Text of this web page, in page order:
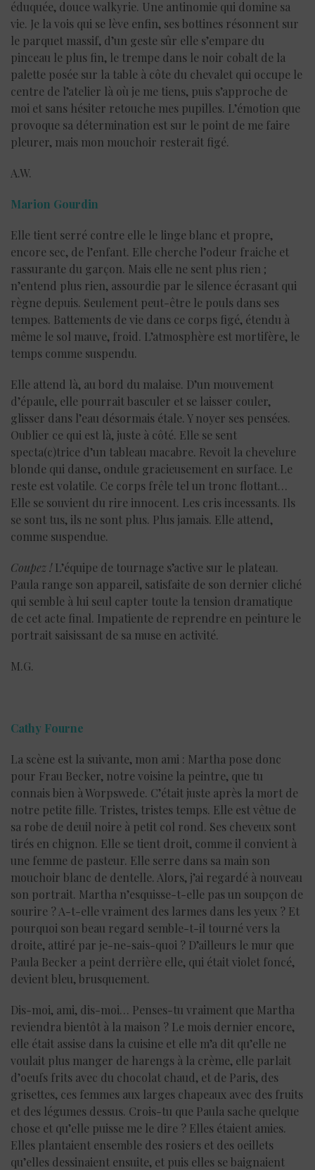
éduquée, douce walkyrie. Une antinomie qui domine sa
vie. Je la vois qui se lève enfin, ses bottines résonnent sur
le parquet massif, d’un geste sûr elle s’empare du
pinceau le plus fin, le trempe dans le noir cobalt de la
palette posée sur la table à côte du chevalet qui occupe le
centre de l’atelier là où je me tiens, puis s’approche de
moi et sans hésiter retouche mes pupilles. L’émotion que
provoque sa détermination est sur le point de me faire
pleurer, mais mon mouchoir resterait figé.
A.W.
Marion Gourdin
Elle tient serré contre elle le linge blanc et propre,
encore sec, de l’enfant. Elle cherche l’odeur fraiche et
rassurante du garçon. Mais elle ne sent plus rien ;
n’entend plus rien, assourdie par le silence écrasant qui
règne depuis. Seulement peut-être le pouls dans ses
tempes. Battements de vie dans ce corps figé, étendu à
même le sol mauve, froid. L’atmosphère est mortifère, le
temps comme suspendu.
Elle attend là, au bord du malaise. D’un mouvement
d’épaule, elle pourrait basculer et se laisser couler,
glisser dans l’eau désormais étale. Y noyer ses pensées.
Oublier ce qui est là, juste à côté. Elle se sent
specta(c)trice d’un tableau macabre. Revoit la chevelure
blonde qui danse, ondule gracieusement en surface. Le
reste est volatile. Ce corps frêle tel un tronc flottant…
Elle se souvient du rire innocent. Les cris incessants. Ils
se sont tus, ils ne sont plus. Plus jamais. Elle attend,
comme suspendue.
Coupez !L’équipe de tournage s’active sur le plateau.
Paula range son appareil, satisfaite de son dernier cliché
qui semble à lui seul capter toute la tension dramatique
de cet acte final. Impatiente de reprendre en peinture le
portrait saisissant de sa muse en activité.
M.G.
Cathy Fourne
La scène est la suivante, mon ami : Martha pose donc
pour Frau Becker, notre voisine la peintre, que tu
connais bien à Worpswede. C’était juste après la mort de
notre petite fille. Tristes, tristes temps. Elle est vêtue de
sa robe de deuil noire à petit col rond. Ses cheveux sont
tirés en chignon. Elle se tient droit, comme il convient à
une femme de pasteur. Elle serre dans sa main son
mouchoir blanc de dentelle. Alors, j’ai regardé à nouveau
son portrait. Martha n’esquisse-t-elle pas un soupçon de
sourire ? A-t-elle vraiment des larmes dans les yeux ? Et
pourquoi son beau regard semble-t-il tourné vers la
droite, attiré par je-ne-sais-quoi ? D’ailleurs le mur que
Paula Becker a peint derrière elle, qui était violet foncé,
devient bleu, brusquement.
Dis-moi, ami, dis-moi… Penses-tu vraiment que Martha
reviendra bientôt à la maison ? Le mois dernier encore,
elle était assise dans la cuisine et elle m’a dit qu’elle ne
voulait plus manger de harengs à la crème, elle parlait
d’oeufs frits avec du chocolat chaud, et de Paris, des
grisettes, ces femmes aux larges chapeaux avec des fruits
et des légumes dessus. Crois-tu que Paula sache quelque
chose et qu’elle puisse me le dire ? Elles étaient amies.
Elles plantaient ensemble des rosiers et des oeillets
qu’elles dessinaient ensuite, et puis elles se baignaient